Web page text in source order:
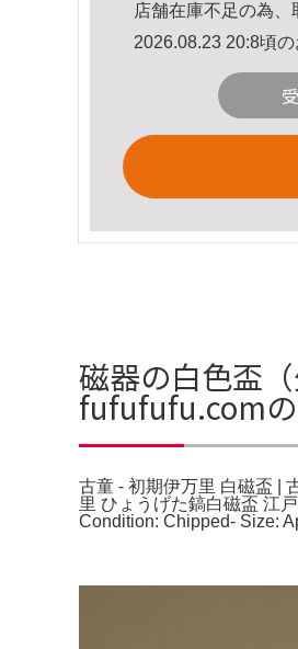
店舗在庫不足の為、
2026.08.23 20:8頃の
磁器の白色盃
fufufufu.com
古童 - 初期伊万里 白磁盃 |
里 ひょうげた鎬白磁盃 江
Condition: Chipped- Size: